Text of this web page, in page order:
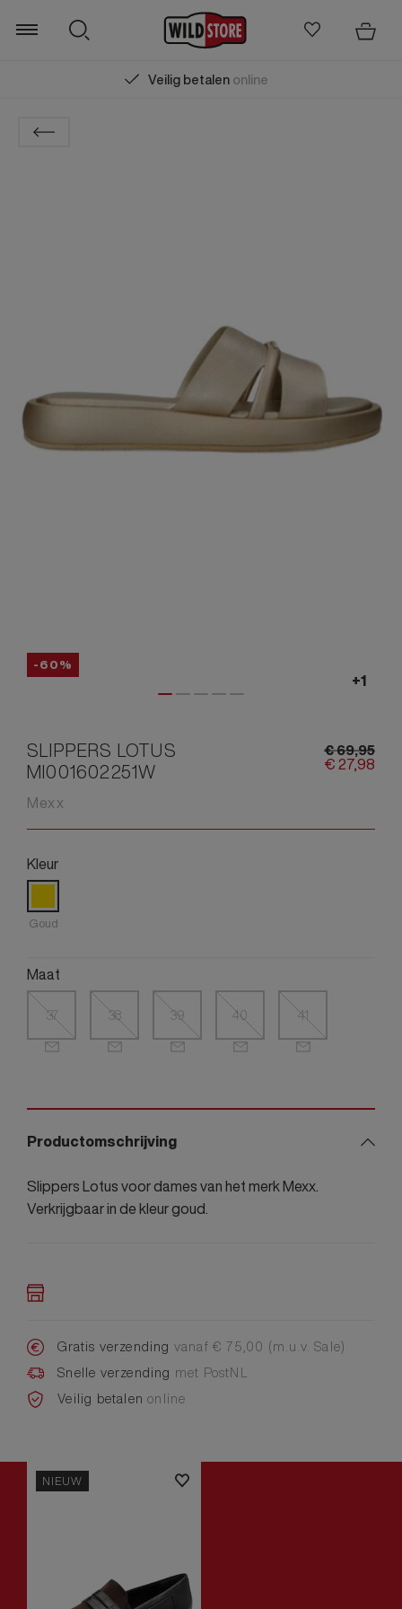
Veilig betalenonline
Zoeken
-60%
SLIPPERS LOTUS
MI001602251W
Mexx
€69,95
€27,98
Kleur
Goud
Maat
37 38 39 40 41
Productomschrijving
Slippers Lotus voor dames van het merk Mexx.
Verkrijgbaar in de kleur goud.
Gratis verzending vanaf € 75,00 (m.u.v. Sale)
Snelle verzending met PostNL
Veilig betalenonline
NIEUW